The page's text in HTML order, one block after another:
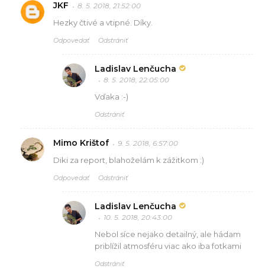
JKF 8. 5. 2018, 21:52:00
Hezky čtivé a vtipné. Díky.
Odpovedať Odstrániť
Ladislav Lenčucha
8. 5. 2018, 22:05:00
Vďaka :-)
Odstrániť
Mimo Krištof 9. 5. 2018, 6:57:00
Diki za report, blahoželám k zážitkom :)
Odpovedať Odstrániť
Ladislav Lenčucha
10. 5. 2018, 20:43:00
Nebol síce nejako detailný, ale hádam
priblížil atmosféru viac ako iba fotkami
Odstrániť